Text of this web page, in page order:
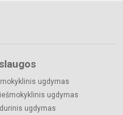
ugdymas
ugdymas
ugdymas